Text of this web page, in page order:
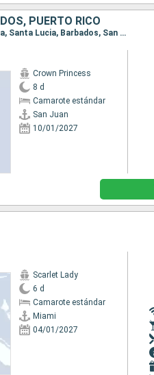
PUERTO RICO
Itinerario : San Juan, San Thomas, Saint Martin (Antilles Néerlandaises), Antigua, Santa Lucia, Barbados, San Juan
Crown Princess
8 d
Camarote estándar
San Juan
10/01/2027
Scarlet Lady
6 d
Camarote estándar
Miami
04/01/2027